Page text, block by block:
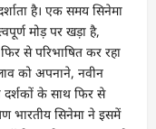
है। एक समय सिनेमा
मोड़ पर खड़ा है,
से परिभाषित कर रहा
को अपनाने, नवीन
के साथ फिर से
भारतीय सिनेमा ने इसमें